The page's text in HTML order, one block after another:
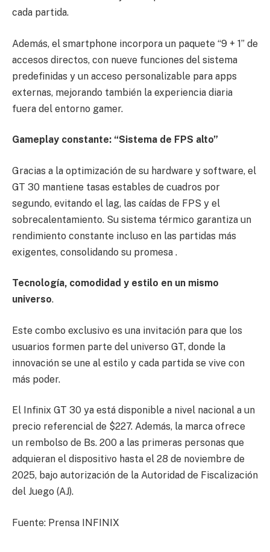
cada partida.
Además, el smartphone incorpora un paquete “9 + 1” de
accesos directos, con nueve funciones del sistema
predefinidas y un acceso personalizable para apps
externas, mejorando también la experiencia diaria
fuera del entorno gamer.
Gameplay constante: “Sistema de FPS alto”
Gracias a la optimización de su hardware y software, el
GT 30 mantiene tasas estables de cuadros por
segundo, evitando el lag, las caídas de FPS y el
sobrecalentamiento. Su sistema térmico garantiza un
rendimiento constante incluso en las partidas más
exigentes, consolidando su promesa .
Tecnología, comodidad y estilo en un mismo
universo.
Este combo exclusivo es una invitación para que los
usuarios formen parte del universo GT, donde la
innovación se une al estilo y cada partida se vive con
más poder.
El Infinix GT 30 ya está disponible a nivel nacional a un
precio referencial de $227. Además, la marca ofrece
un rembolso de Bs. 200 a las primeras personas que
adquieran el dispositivo hasta el 28 de noviembre de
2025, bajo autorización de la Autoridad de Fiscalización
del Juego (AJ).
Fuente: Prensa INFINIX